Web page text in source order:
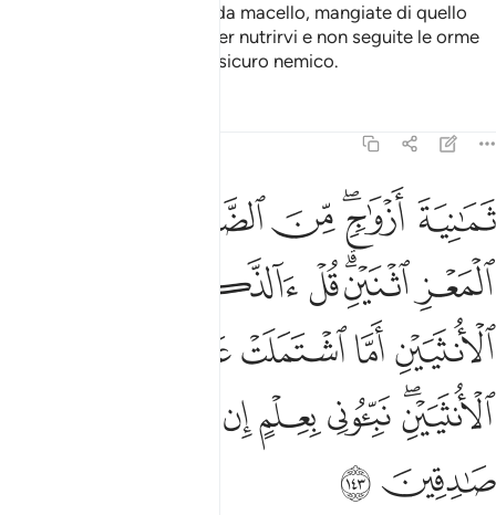
e del bestiame da soma e da macello, mangiate di quello
che Allah vi ha concesso per nutrirvi e non seguite le orme
di Satana: egli è un vostro sicuro nemico.
ثمانية ازواج من الضان اثنين ومن المعز اثنين قل الذكرين حرم ام
ثَمَـٰنِيَةَ أَزْوَٰجٍۢ ۖ مِّنَ ٱلضَّأْنِ ٱثْنَيْنِ وَمِنَ ٱلْمَعْزِ ٱثْنَيْنِ ۗ قُلْ ءَآلذَّكَرَيْنِ حَرَّمَ أَمِ
ﱁ ﱂﱃﱄﱅ
ﱈﱉﱊﱋﱌ
ﱏﱐﱑﱒ
ﱔﱕﱖﱗﱘ
ﱚﱛ